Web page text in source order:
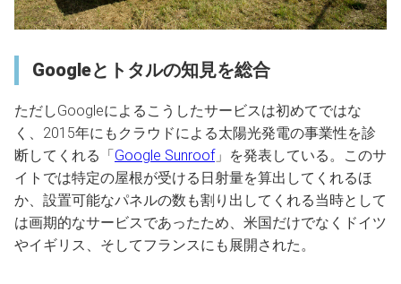
Googleとトタルの知見を総合
ただしGoogleによるこうしたサービスは初めてではな
く、2015年にもクラウドによる太陽光発電の事業性を診
断してくれる「Google Sunroof」を発表している。このサ
イトでは特定の屋根が受ける日射量を算出してくれるほ
か、設置可能なパネルの数も割り出してくれる当時として
は画期的なサービスであったため、米国だけでなくドイツ
やイギリス、そしてフランスにも展開された。